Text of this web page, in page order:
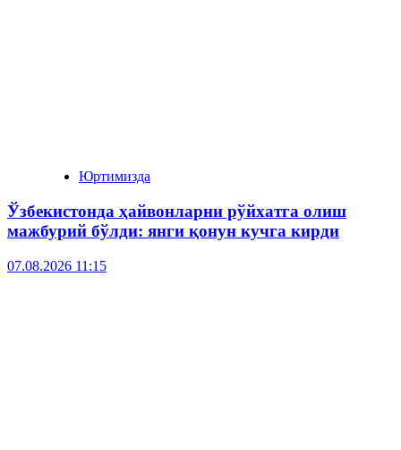
Юртимизда
Ўзбекистонда ҳайвонларни рўйхатга олиш
мажбурий бўлди: янги қонун кучга кирди
07.08.2026 11:15